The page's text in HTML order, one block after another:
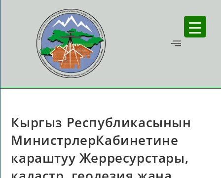
Кыргыз Республикасынын
МинистрлерКабинетине
караштуу Жерресурстары,